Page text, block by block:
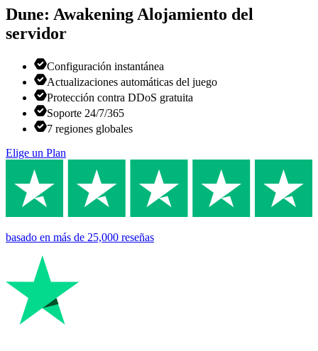
Dune: Awakening Alojamiento del
servidor
Configuración instantánea
Actualizaciones automáticas del juego
Protección contra DDoS gratuita
Soporte 24/7/365
7 regiones globales
Elige un Plan
basado en más de 25,000 reseñas